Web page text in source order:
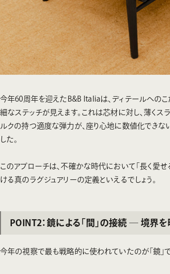
今年60周年を迎えたB&B Italiaは、ディテールへの
細なステッチが見えます。これは芯材に対し、薄く
ルクの持つ適度な弾力が、座り心地に数値化できな
した。
このアプローチは、不確かな時代において「長く愛
ける真のラグジュアリーの定義といえるでしょう。
POINT2：鏡による「間」の接続 ─ 境界
今年の視察で最も戦略的に使われていたのが「鏡」